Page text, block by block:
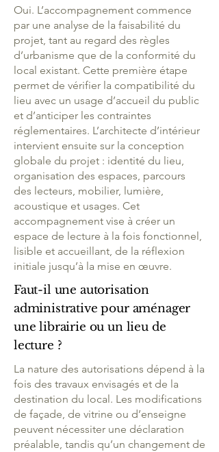
Oui. L’accompagnement commence
par une analyse de la faisabilité du
projet, tant au regard des règles
d’urbanisme que de la conformité du
local existant. Cette première étape
permet de vérifier la compatibilité du
lieu avec un usage d’accueil du public
et d’anticiper les contraintes
réglementaires. L’architecte d’intérieur
intervient ensuite sur la conception
globale du projet : identité du lieu,
organisation des espaces, parcours
des lecteurs, mobilier, lumière,
acoustique et usages. Cet
accompagnement vise à créer un
espace de lecture à la fois fonctionnel,
lisible et accueillant, de la réflexion
initiale jusqu’à la mise en œuvre.
Faut-il une autorisation
administrative pour aménager
une librairie ou un lieu de
lecture ?
La nature des autorisations dépend à la
fois des travaux envisagés et de la
destination du local. Les modifications
de façade, de vitrine ou d’enseigne
peuvent nécessiter une déclaration
préalable, tandis qu’un changement de